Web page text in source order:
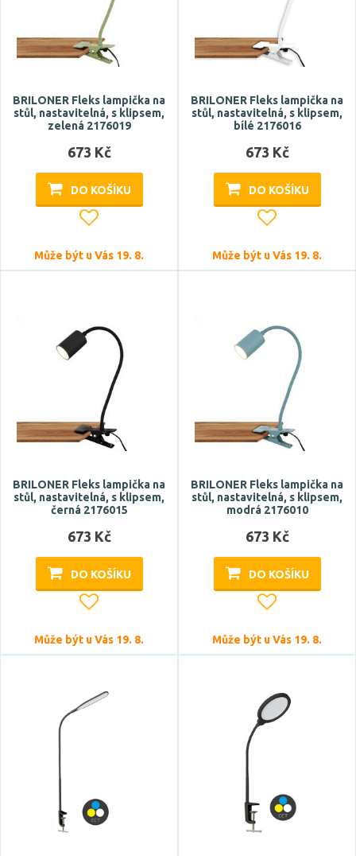
BRILONER Fleks lampička na
stůl, nastavitelná, s klipsem,
zelená 2176019
673 Kč
DO KOŠÍKU
Může být u Vás 19. 8.
BRILONER Fleks lampička na
stůl, nastavitelná, s klipsem,
bílé 2176016
673 Kč
DO KOŠÍKU
Může být u Vás 19. 8.
BRILONER Fleks lampička na
stůl, nastavitelná, s klipsem,
černá 2176015
673 Kč
DO KOŠÍKU
Může být u Vás 19. 8.
BRILONER Fleks lampička na
stůl, nastavitelná, s klipsem,
modrá 2176010
673 Kč
DO KOŠÍKU
Může být u Vás 19. 8.